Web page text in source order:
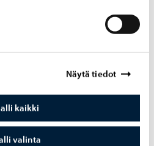
Näytä tiedot
kaikki
valinta